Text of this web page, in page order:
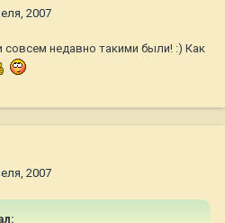
2007
недавно такими были! :) Как
2007